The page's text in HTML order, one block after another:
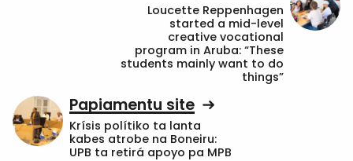
Loucette Reppenhagen
started a mid-level
creative vocational
program in Aruba: “These
students mainly want to do
things”
Papiamentu site
Krísis polítiko ta lanta
kabes atrobe na Boneiru:
UPB ta retirá apoyo pa MPB